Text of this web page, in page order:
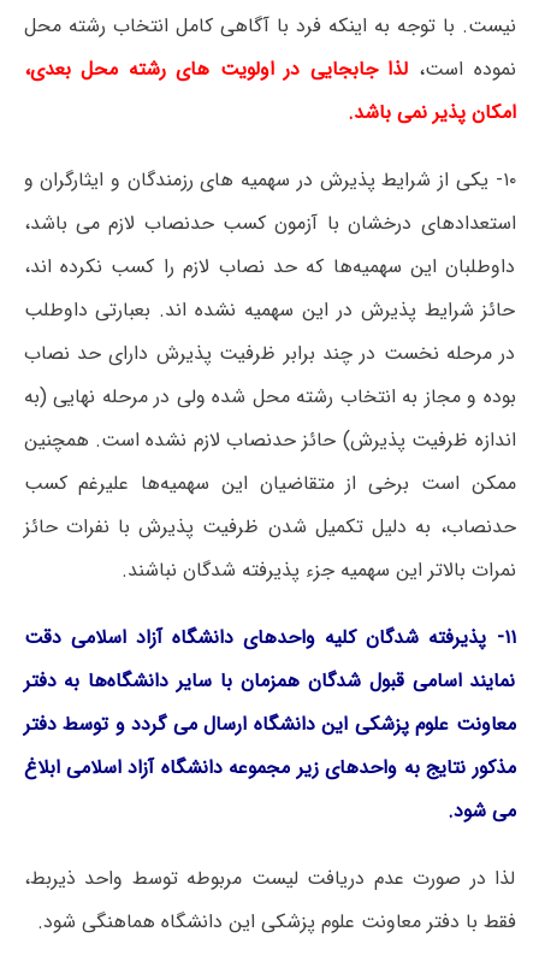
نیست. با توجه به اینکه فرد با آگاهی کامل انتخاب رشته محل
نموده است، لذا جابجایی در اولویت های رشته محل بعدی،
امکان پذیر نمی باشد.
۱۰- یکی از شرایط پذیرش در سهمیه های رزمندگان و ایثارگران و
استعدادهای درخشان با آزمون کسب حدنصاب لازم می باشد،
داوطلبان این سهمیه‌ها که حد نصاب لازم را کسب نکرده اند،
حائز شرایط پذیرش در این سهمیه نشده اند. بعبارتی داوطلب
در مرحله نخست در چند برابر ظرفیت پذیرش دارای حد نصاب
بوده و مجاز به انتخاب رشته محل شده ولی در مرحله نهایی (به
اندازه ظرفیت پذیرش) حائز حدنصاب لازم نشده است. همچنین
ممکن است برخی از متقاضیان این سهمیه‌ها علیرغم کسب
حدنصاب، به دلیل تکمیل شدن ظرفیت پذیرش با نفرات حائز
نمرات بالاتر این سهمیه جزء پذیرفته شدگان نباشند.
۱۱- پذیرفته شدگان کلیه واحدهای دانشگاه آزاد اسلامی دقت
نمایند اسامی قبول شدگان همزمان با سایر دانشگاه‌ها به دفتر
معاونت علوم پزشکی این دانشگاه ارسال می گردد و توسط دفتر
مذکور نتایج به واحدهای زیر مجموعه دانشگاه آزاد اسلامی ابلاغ
می شود.
لذا در صورت‌ عدم دریافت لیست مربوطه توسط واحد ذیربط،
فقط با دفتر معاونت علوم پزشکی این دانشگاه هماهنگی شود.